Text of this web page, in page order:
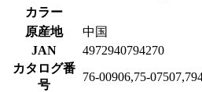
カラー
原産地
中国
JAN
4972940794270
カタログ番
号
76-00906,75-